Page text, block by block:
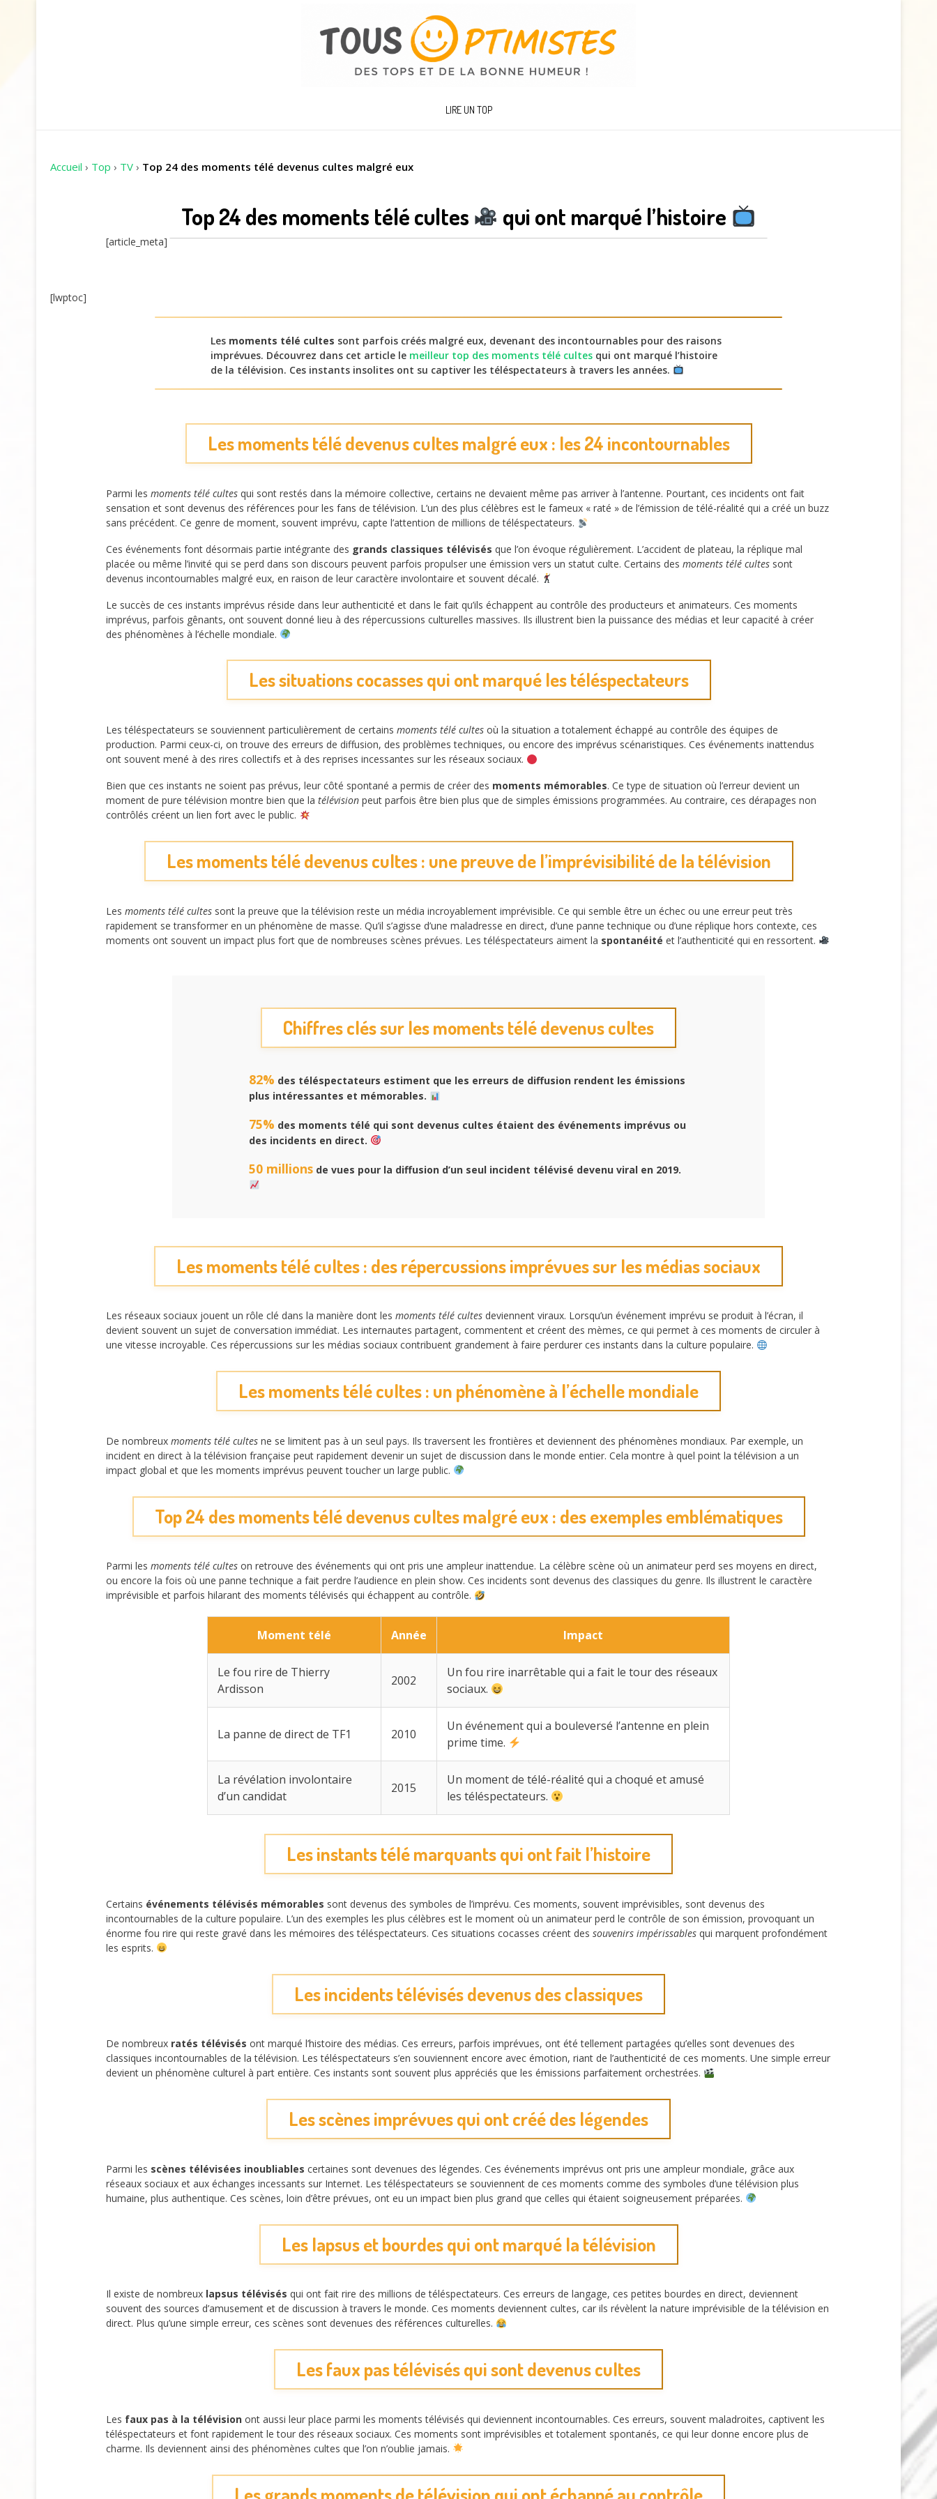
LIRE UN TOP
Accueil › Top › TV › Top 24 des moments télé devenus cultes malgré eux
Top 24 des moments télé cultes qui ont marqué l’histoire
[article_meta]
[lwptoc]
Les moments télé cultes sont parfois créés malgré eux, devenant des incontournables pour des raisons
imprévues. Découvrez dans cet article le meilleur top des moments télé cultes qui ont marqué l’histoire
de la télévision. Ces instants insolites ont su captiver les téléspectateurs à travers les années.
Les moments télé devenus cultes malgré eux : les 24 incontournables
Parmi les moments télé cultes qui sont restés dans la mémoire collective, certains ne devaient même pas arriver à l’antenne. Pourtant, ces incidents ont fait
sensation et sont devenus des références pour les fans de télévision. L’un des plus célèbres est le fameux « raté » de l’émission de télé-réalité qui a créé un buzz
sans précédent. Ce genre de moment, souvent imprévu, capte l’attention de millions de téléspectateurs.
Ces événements font désormais partie intégrante des grands classiques télévisés que l’on évoque régulièrement. L’accident de plateau, la réplique mal
placée ou même l’invité qui se perd dans son discours peuvent parfois propulser une émission vers un statut culte. Certains des moments télé cultes sont
devenus incontournables malgré eux, en raison de leur caractère involontaire et souvent décalé.
Le succès de ces instants imprévus réside dans leur authenticité et dans le fait qu’ils échappent au contrôle des producteurs et animateurs. Ces moments
imprévus, parfois gênants, ont souvent donné lieu à des répercussions culturelles massives. Ils illustrent bien la puissance des médias et leur capacité à créer
des phénomènes à l’échelle mondiale.
Les situations cocasses qui ont marqué les téléspectateurs
Les téléspectateurs se souviennent particulièrement de certains moments télé cultes où la situation a totalement échappé au contrôle des équipes de
production. Parmi ceux-ci, on trouve des erreurs de diffusion, des problèmes techniques, ou encore des imprévus scénaristiques. Ces événements inattendus
ont souvent mené à des rires collectifs et à des reprises incessantes sur les réseaux sociaux.
Bien que ces instants ne soient pas prévus, leur côté spontané a permis de créer des moments mémorables. Ce type de situation où l’erreur devient un
moment de pure télévision montre bien que la télévision peut parfois être bien plus que de simples émissions programmées. Au contraire, ces dérapages non
contrôlés créent un lien fort avec le public.
Les moments télé devenus cultes : une preuve de l’imprévisibilité de la télévision
Les moments télé cultes sont la preuve que la télévision reste un média incroyablement imprévisible. Ce qui semble être un échec ou une erreur peut très
rapidement se transformer en un phénomène de masse. Qu’il s’agisse d’une maladresse en direct, d’une panne technique ou d’une réplique hors contexte, ces
moments ont souvent un impact plus fort que de nombreuses scènes prévues. Les téléspectateurs aiment la spontanéité et l’authenticité qui en ressortent.
Chiffres clés sur les moments télé devenus cultes
82% des téléspectateurs estiment que les erreurs de diffusion rendent les émissions
plus intéressantes et mémorables.
75% des moments télé qui sont devenus cultes étaient des événements imprévus ou
des incidents en direct.
50 millions de vues pour la diffusion d’un seul incident télévisé devenu viral en 2019.
Les moments télé cultes : des répercussions imprévues sur les médias sociaux
Les réseaux sociaux jouent un rôle clé dans la manière dont les moments télé cultes deviennent viraux. Lorsqu’un événement imprévu se produit à l’écran, il
devient souvent un sujet de conversation immédiat. Les internautes partagent, commentent et créent des mèmes, ce qui permet à ces moments de circuler à
une vitesse incroyable. Ces répercussions sur les médias sociaux contribuent grandement à faire perdurer ces instants dans la culture populaire.
Les moments télé cultes : un phénomène à l’échelle mondiale
De nombreux moments télé cultes ne se limitent pas à un seul pays. Ils traversent les frontières et deviennent des phénomènes mondiaux. Par exemple, un
incident en direct à la télévision française peut rapidement devenir un sujet de discussion dans le monde entier. Cela montre à quel point la télévision a un
impact global et que les moments imprévus peuvent toucher un large public.
Top 24 des moments télé devenus cultes malgré eux : des exemples emblématiques
Parmi les moments télé cultes on retrouve des événements qui ont pris une ampleur inattendue. La célèbre scène où un animateur perd ses moyens en direct,
ou encore la fois où une panne technique a fait perdre l’audience en plein show. Ces incidents sont devenus des classiques du genre. Ils illustrent le caractère
imprévisible et parfois hilarant des moments télévisés qui échappent au contrôle.
Moment télé Année Impact
Le fou rire de Thierry
Ardisson
2002
Un fou rire inarrêtable qui a fait le tour des réseaux
sociaux.
La panne de direct de TF1 2010
Un événement qui a bouleversé l’antenne en plein
prime time.
La révélation involontaire
d’un candidat
2015
Un moment de télé-réalité qui a choqué et amusé
les téléspectateurs.
Les instants télé marquants qui ont fait l’histoire
Certains événements télévisés mémorables sont devenus des symboles de l’imprévu. Ces moments, souvent imprévisibles, sont devenus des
incontournables de la culture populaire. L’un des exemples les plus célèbres est le moment où un animateur perd le contrôle de son émission, provoquant un
énorme fou rire qui reste gravé dans les mémoires des téléspectateurs. Ces situations cocasses créent des souvenirs impérissables qui marquent profondément
les esprits.
Les incidents télévisés devenus des classiques
De nombreux ratés télévisés ont marqué l’histoire des médias. Ces erreurs, parfois imprévues, ont été tellement partagées qu’elles sont devenues des
classiques incontournables de la télévision. Les téléspectateurs s’en souviennent encore avec émotion, riant de l’authenticité de ces moments. Une simple erreur
devient un phénomène culturel à part entière. Ces instants sont souvent plus appréciés que les émissions parfaitement orchestrées.
Les scènes imprévues qui ont créé des légendes
Parmi les scènes télévisées inoubliables certaines sont devenues des légendes. Ces événements imprévus ont pris une ampleur mondiale, grâce aux
réseaux sociaux et aux échanges incessants sur Internet. Les téléspectateurs se souviennent de ces moments comme des symboles d’une télévision plus
humaine, plus authentique. Ces scènes, loin d’être prévues, ont eu un impact bien plus grand que celles qui étaient soigneusement préparées.
Les lapsus et bourdes qui ont marqué la télévision
Il existe de nombreux lapsus télévisés qui ont fait rire des millions de téléspectateurs. Ces erreurs de langage, ces petites bourdes en direct, deviennent
souvent des sources d’amusement et de discussion à travers le monde. Ces moments deviennent cultes, car ils révèlent la nature imprévisible de la télévision en
direct. Plus qu’une simple erreur, ces scènes sont devenues des références culturelles.
Les faux pas télévisés qui sont devenus cultes
Les faux pas à la télévision ont aussi leur place parmi les moments télévisés qui deviennent incontournables. Ces erreurs, souvent maladroites, captivent les
téléspectateurs et font rapidement le tour des réseaux sociaux. Ces moments sont imprévisibles et totalement spontanés, ce qui leur donne encore plus de
charme. Ils deviennent ainsi des phénomènes cultes que l’on n’oublie jamais.
Les grands moments de télévision qui ont échappé au contrôle